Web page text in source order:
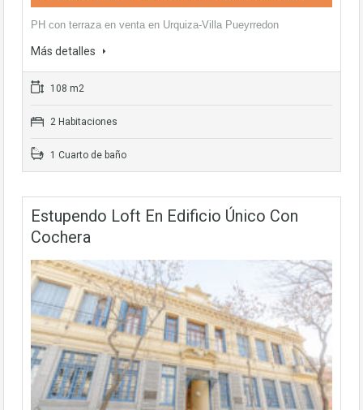
PH con terraza en venta en Urquiza-Villa Pueyrredon
Más detalles
108 m2
2 Habitaciones
1 Cuarto de baño
Estupendo Loft En Edificio Único Con
Cochera